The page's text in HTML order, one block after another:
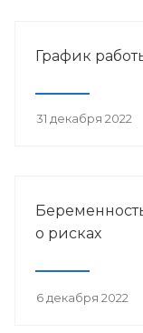
График
31 декабря 2022
о рисках
6 декабря 2022